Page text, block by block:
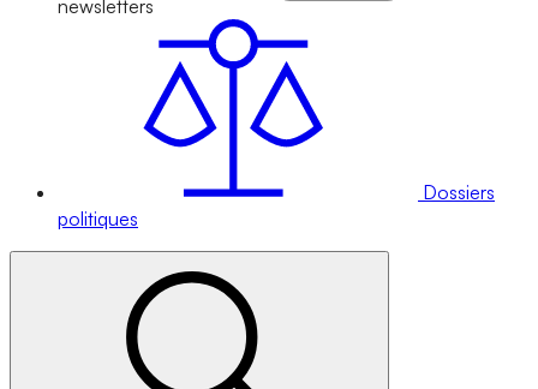
newsletters
Dossiers
politiques